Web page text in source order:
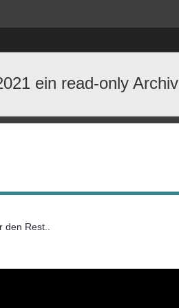
ein read-only Archiv
Rest..